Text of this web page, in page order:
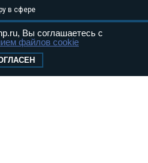
в сфере
и
05
Эл № ФС77-
Вы соглашаетесь с
файлов cookie